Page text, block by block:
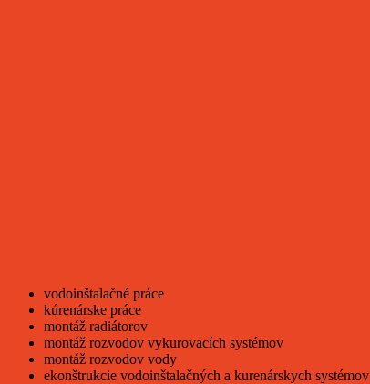
vodoinštalačné práce
kúrenárske práce
montáž radiátorov
montáž rozvodov vykurovacích systémov
montáž rozvodov vody
ekonštrukcie vodoinštalačných a kurenárskych systémov